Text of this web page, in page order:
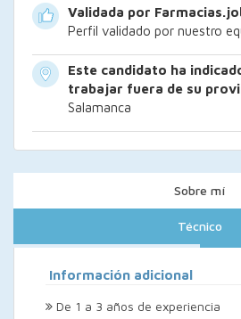
Validada por
Perfil validado por nuestro
Este candidato ha
trabajar fuera de su
Salamanca
Sobre mí
Técnico
Información adicional
De 1 a 3 años de experiencia